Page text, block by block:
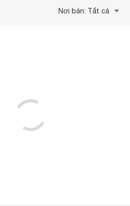
Nơi bán: Tất cả